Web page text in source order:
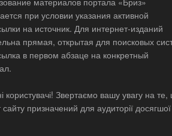
при условии указания активной
на источник. Для интернет-изданий
прямая, открытая для поисковых
в первом абзаце на конкретный
користувачі! Звертаємо вашу увагу на
сайту призначений для аудиторії